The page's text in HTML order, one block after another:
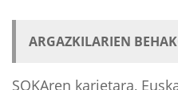
ARGAZKILARIEN
SOKAren karietara,